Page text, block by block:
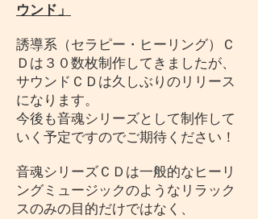
ウンド」
誘導系（セラピー・ヒーリング）Ｃ
Ｄは３０数枚制作してきましたが、
サウンドＣＤは久しぶりのリリース
になります。
今後も音魂シリーズとして制作して
いく予定ですのでご期待ください！
音魂シリーズＣＤは一般的なヒーリ
ングミュージックのようなリラック
スのみの目的だけではなく、